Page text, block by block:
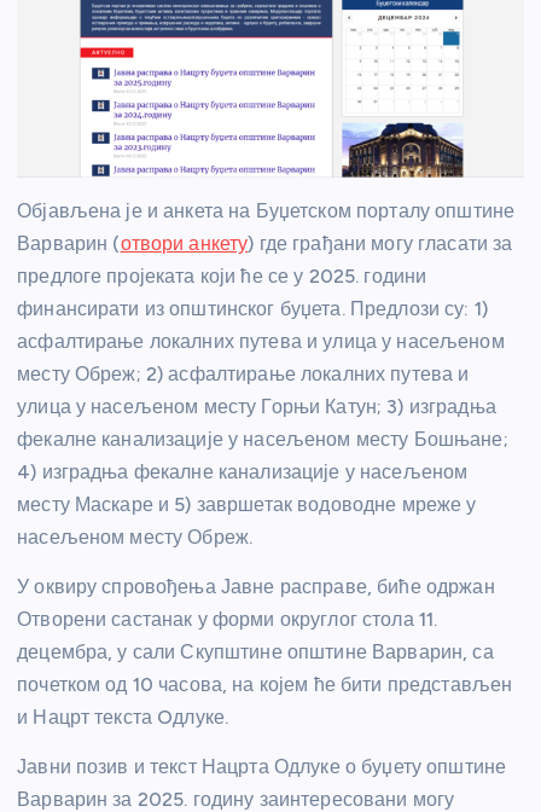
Објављена је и анкета на Буџетском порталу општине
Варварин (отвори анкету) где грађани могу гласати за
предлоге пројеката који ће се у 2025. години
финансирати из општинског буџета. Предлози су: 1)
асфалтирање локалних путева и улица у насељеном
месту Обреж; 2) асфалтирање локалних путева и
улица у насељеном месту Горњи Катун; 3) изградња
фекалне канализације у насељеном месту Бошњане;
4) изградња фекалне канализације у насељеном
месту Маскаре и 5) завршетак водоводне мреже у
насељеном месту Обреж.
У оквиру спровођења Јавне расправе, биће одржан
Отворени састанак у форми округлог стола 11.
децембра, у сали Скупштине општине Варварин, са
почетком од 10 часова, на којем ће бити представљен
и Нацрт текста Oдлуке.
Јавни позив и текст Нацрта Одлуке о буџету општине
Варварин за 2025. годину заинтересовани могу